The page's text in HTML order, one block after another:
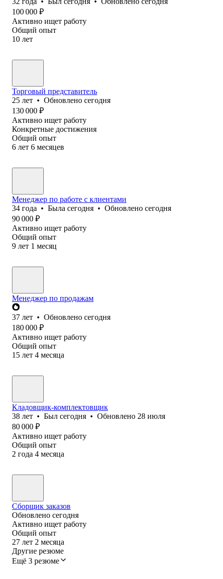
100 000 ₽
Активно ищет работу
Общий опыт
10 лет
Торговый представитель
25 лет • Обновлено сегодня
130 000 ₽
Активно ищет работу
Конкретные достижения
Общий опыт
6 лет 6 месяцев
Менеджер по работе с клиентами
34 года • Была сегодня • Обновлено сегодня
90 000 ₽
Активно ищет работу
Общий опыт
9 лет 1 месяц
Менеджер по продажам
37 лет • Обновлено сегодня
180 000 ₽
Активно ищет работу
Общий опыт
15 лет 4 месяца
Кладовщик-комплектовщик
38 лет • Был сегодня • Обновлено 28 июля
80 000 ₽
Активно ищет работу
Общий опыт
2 года 4 месяца
Сборщик заказов
Обновлено сегодня
Активно ищет работу
Общий опыт
27 лет 2 месяца
Другие резюме
Ещё 3 резюме